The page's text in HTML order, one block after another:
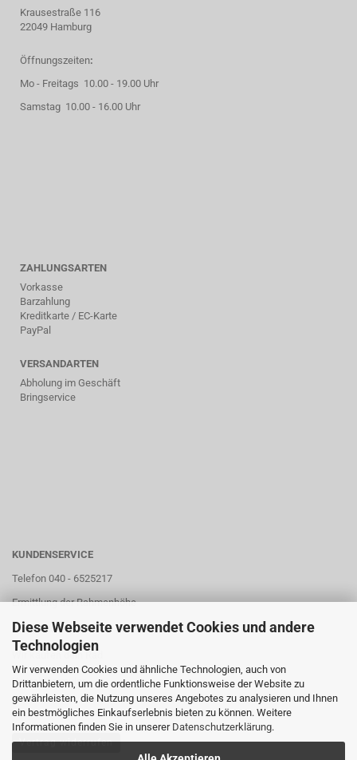
Diese Webseite verwendet Cookies und andere
Technologien
Wir verwenden Cookies und ähnliche Technologien, auch von
Drittanbietern, um die ordentliche Funktionsweise der Website zu
gewährleisten, die Nutzung unseres Angebotes zu analysieren und Ihnen
ein bestmögliches Einkaufserlebnis bieten zu können. Weitere
Informationen finden Sie in unserer Datenschutzerklärung.
Krausestraße 116
22049 Hamburg
Öffnungszeiten:
Mo - Freitags 10.00 - 19.00 Uhr
Samstag 10.00 - 16.00 Uhr
ZAHLUNGSARTEN
Vorkasse
Barzahlung
Kreditkarte / EC-Karte
PayPal
VERSANDARTEN
Abholung im Geschäft
Bringservice
KUNDENSERVICE
Telefon 040 - 6525217
Ermittlung der Rahmenhöhe
Unser Store
Wir kaufen dein Rad
Kontaktformular
Vertrag widerrufen